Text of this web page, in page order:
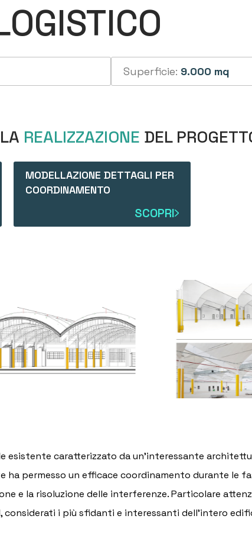
Superficie: 9.000 mq
REALIZZAZIONE DEL
MODELLAZIONE DETTAGLI PER
COORDINAMENTO
SCOPRI
esistente caratterizzato da un'interessante
ha permesso un efficace coordinamento durante le
e la risoluzione delle interferenze. Particolare
considerati i più sfidanti e interessanti dell'intero